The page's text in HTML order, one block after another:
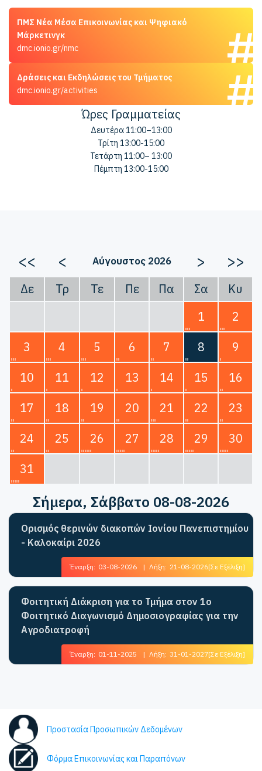
ΠΜΣ Νέα Μέσα Επικοινωνίας και Ψηφιακό
Μάρκετινγκ
dmc.ionio.gr/nmc
Δράσεις και Εκδηλώσεις του Τμήματος
dmc.ionio.gr/activities
Ώρες Γραμματείας
Δευτέρα 11:00–13:00
Τρίτη 13:00-15:00
Τετάρτη 11:00– 13:00
Πέμπτη 13:00-15:00
<< < Αύγουστος 2026 > >>
Δε Τρ Τε Πε Πα Σα
Κυ
1
2
3
4 5 6 7 8
9
10
11 12 13 14 15
16
17
18 19 20 21 22
23
24
25 26 27 28 29
30
31
Σήμερα, Σάββατο 08-08-2026
Ορισμός θερινών διακοπών Ιονίου Πανεπιστημίου
- Καλοκαίρι 2026
Έναρξη: 03-08-2026 | Λήξη: 21-08-2026[Σε Εξέλιξη]
Φοιτητική Διάκριση για το Τμήμα στον 1ο
Φοιτητικό Διαγωνισμό Δημοσιογραφίας για την
Αγροδιατροφή
Έναρξη: 01-11-2025 | Λήξη: 31-01-2027[Σε Εξέλιξη]
Προστασία Προσωπικών Δεδομένων
Φόρμα Επικοινωνίας και Παραπόνων